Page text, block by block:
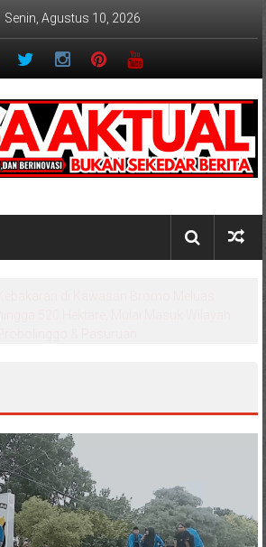
Senin, Agustus 10, 2026